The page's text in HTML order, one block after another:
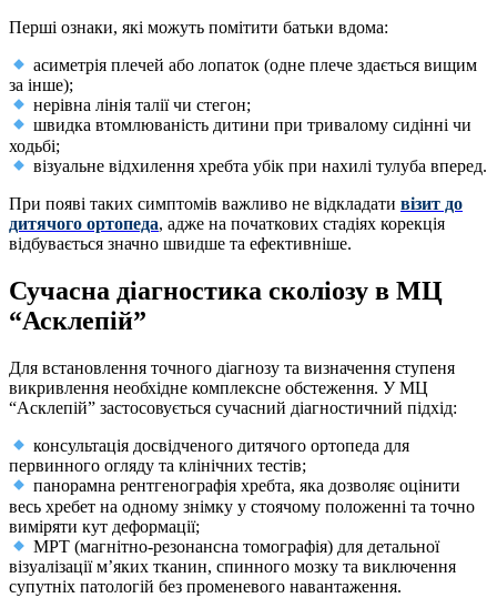
Перші ознаки, які можуть помітити батьки вдома:
асиметрія плечей або лопаток (одне плече здається вищим
за інше);
нерівна лінія талії чи стегон;
швидка втомлюваність дитини при тривалому сидінні чи
ходьбі;
візуальне відхилення хребта убік при нахилі тулуба вперед.
При появі таких симптомів важливо не відкладати візит до
дитячого ортопеда, адже на початкових стадіях корекція
відбувається значно швидше та ефективніше.
Сучасна діагностика сколіозу в МЦ
“Асклепій”
Для встановлення точного діагнозу та визначення ступеня
викривлення необхідне комплексне обстеження. У МЦ
“Асклепій” застосовується сучасний діагностичний підхід:
консультація досвідченого дитячого ортопеда для
первинного огляду та клінічних тестів;
панорамна рентгенографія хребта, яка дозволяє оцінити
весь хребет на одному знімку у стоячому положенні та точно
виміряти кут деформації;
МРТ (магнітно-резонансна томографія) для детальної
візуалізації м’яких тканин, спинного мозку та виключення
супутніх патологій без променевого навантаження.